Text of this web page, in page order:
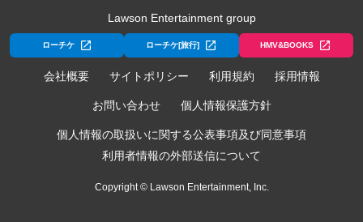
Lawson Entertainment group
ローチケ ローチケ[旅行] HMV&BOOKS
会社概要 サイトポリシー 利用規約 採用情報
お問い合わせ 個人情報保護方針
個人情報の取扱いに関する公表事項及び同意事項
利用者情報の外部送信について
Copyright © Lawson Entertainment, Inc.